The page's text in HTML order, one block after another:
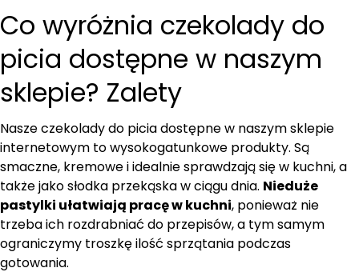
Co wyróżnia czekolady do
picia dostępne w naszym
sklepie? Zalety
Nasze czekolady do picia dostępne w naszym sklepie
internetowym to wysokogatunkowe produkty. Są
smaczne, kremowe i idealnie sprawdzają się w kuchni, a
także jako słodka przekąska w ciągu dnia. Nieduże
pastylki ułatwiają pracę w kuchni, ponieważ nie
trzeba ich rozdrabniać do przepisów, a tym samym
ograniczymy troszkę ilość sprzątania podczas
gotowania.